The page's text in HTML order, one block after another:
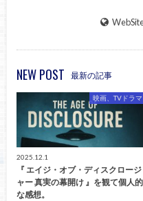
NEW POST 最新の記事
映画、TVドラマ
2025.12.1
『 エイジ・オブ・ディスクロージ
ャー 真実の幕開け 』を観て個人的
な感想。